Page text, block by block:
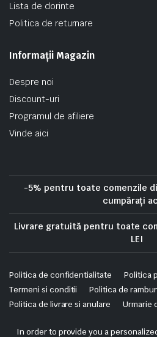
Lista de dorinte
Politica de returnare
Informații Magazin
Despre noi
Discount-uri
Programul de afiliere
Vinde aici
-5% pentru toate comenzile
cumpărați
Livrare gratuită pentru toate
LEI
Politica de confidentialitate
Politica
Termeni si conditii
Politica de
Politica de livrare si anulare
Urmarie
Copyright 2025 © Skrekis. All right
In order to provide you a